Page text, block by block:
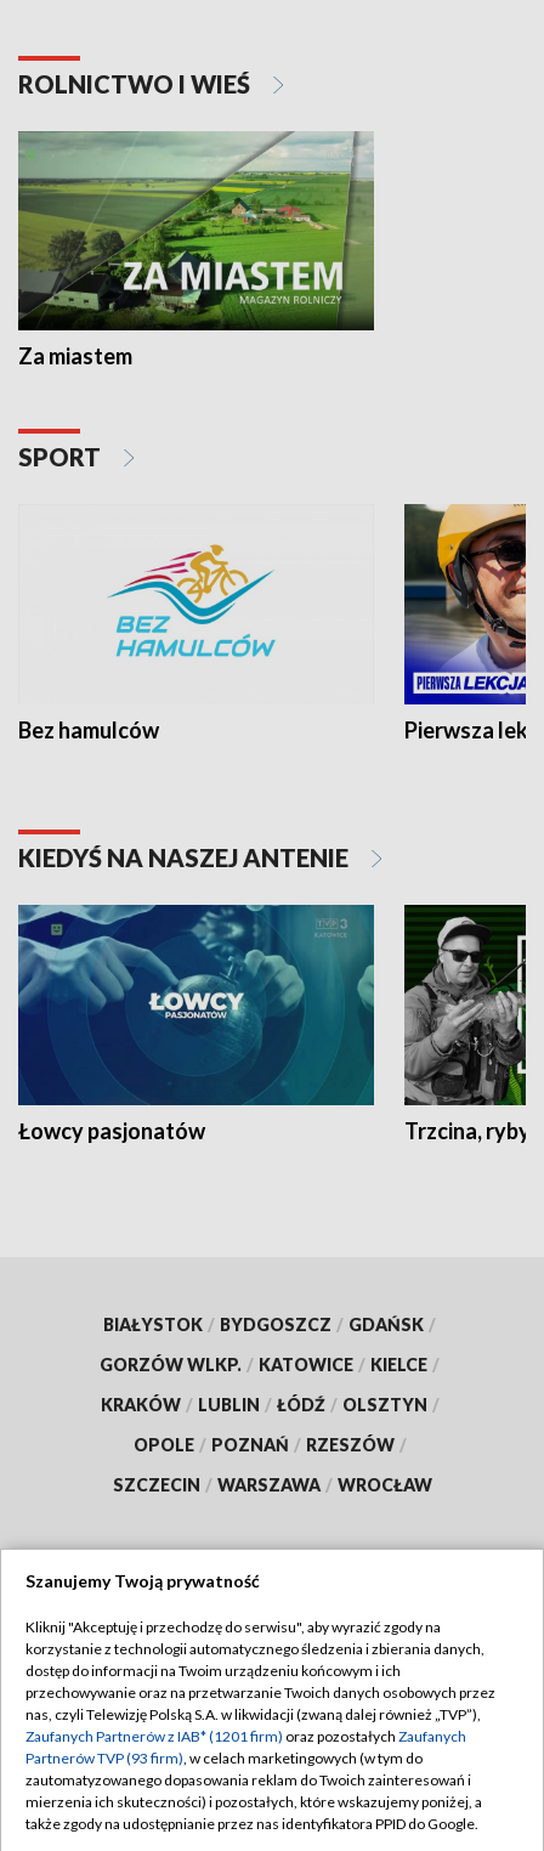
ROLNICTWO I WIEŚ
Za miastem
SPORT
Bez hamulców Pierwsza
KIEDYŚ NA NASZEJ ANTENIE
Łowcy pasjonatów Trzcina, ryby
BIAŁYSTOK / BYDGOSZCZ / GDAŃSK /
GORZÓW WLKP. / KATOWICE / KIELCE /
KRAKÓW / LUBLIN / ŁÓDŹ / OLSZTYN /
OPOLE / POZNAŃ / RZESZÓW /
SZCZECIN / WARSZAWA / WROCŁAW
TVP
Abonament TVP
Emisja w TVP
Centrum informacji TVP
Naziemna Telewizja Cyfrowa
Regulamin TVP
Polityka prywatności
Moje zgody
Pomoc
Szanujemy Twoją prywatność
Kliknij "Akceptuję i przechodzę do serwisu", aby wyrazić zgody na
korzystanie z technologii automatycznego śledzenia i zbierania danych,
dostęp do informacji na Twoim urządzeniu końcowym i ich
przechowywanie oraz na przetwarzanie Twoich danych osobowych przez
nas, czyli Telewizję Polską S.A. w likwidacji (zwaną dalej również „TVP”),
Zaufanych Partnerów z IAB* (1201 firm) oraz pozostałych Zaufanych
Partnerów TVP (93 firm), w celach marketingowych (w tym do
zautomatyzowanego dopasowania reklam do Twoich zainteresowań i
mierzenia ich skuteczności) i pozostałych, które wskazujemy poniżej, a
także zgody na udostępnianie przez nas identyfikatora PPID do Google.